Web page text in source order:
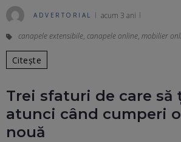
ADVERTORIAL acum 3 ani
canapele extensibile, canapele online, mobilier
Citește
Trei sfaturi de care să
atunci când cumperi
nouă